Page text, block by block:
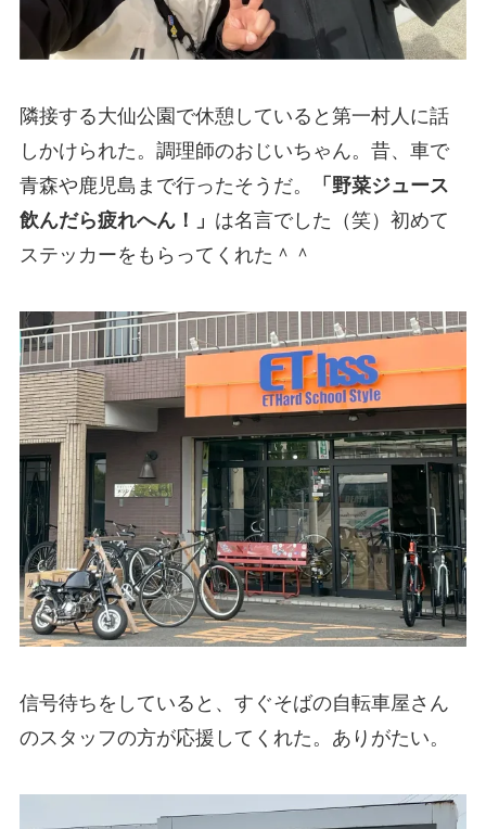
隣接する大仙公園で休憩していると第一村人に話
しかけられた。調理師のおじいちゃん。昔、車で
青森や鹿児島まで行ったそうだ。
「野菜ジュース
飲んだら疲れへん！」 は名言でした（笑）初めて
ステッカーをもらってくれた＾＾
信号待ちをしていると、すぐそばの自転車屋さん
のスタッフの方が応援してくれた。ありがたい。